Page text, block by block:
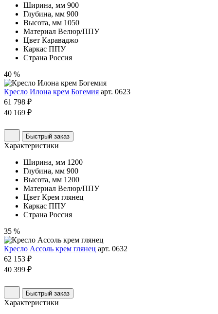
Ширина, мм 900
Глубина, мм 900
Высота, мм 1050
Материал Велюр/ППУ
Цвет Караваджо
Каркас ППУ
Страна Россия
40 %
Кресло Илона крем Богемия арт. 0623
61 798 ₽
40 169 ₽
Быстрый заказ
Характеристики
Ширина, мм 1200
Глубина, мм 900
Высота, мм 1200
Материал Велюр/ППУ
Цвет Крем глянец
Каркас ППУ
Страна Россия
35 %
Кресло Ассоль крем глянец арт. 0632
62 153 ₽
40 399 ₽
Быстрый заказ
Характеристики